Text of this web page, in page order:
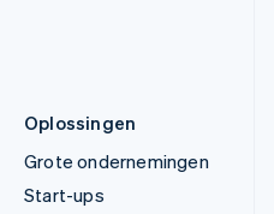
Oplossingen
Grote ondernemingen
Start-ups